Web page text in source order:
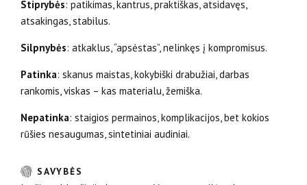
Stiprybės: patikimas, kantrus, praktiškas, atsidavęs,
atsakingas, stabilus.
Silpnybės: atkaklus, “apsėstas”, nelinkęs į kompromisus.
Patinka: skanus maistas, kokybiški drabužiai, darbas
rankomis, viskas – kas materialu, žemiška.
Nepatinka: staigios permainos, komplikacijos, bet kokios
rūšies nesaugumas, sintetiniai audiniai.
SAVYBĖS